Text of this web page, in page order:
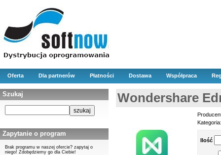
Oferta Dla partnerów Płatności Dostawa Współpraca
Szukaj
Zapytanie o program
Brak programu w naszej ofercie? zapytaj o
niego! Zdobędziemy go dla Ciebie!
Wondershare
Ilość